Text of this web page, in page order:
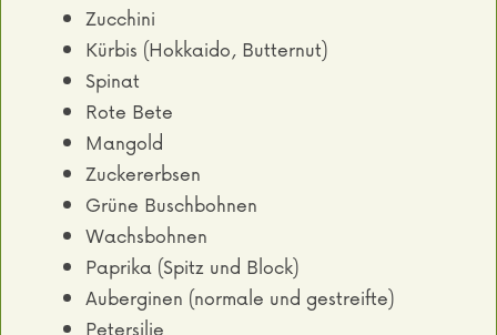
Zucchini
Kürbis (Hokkaido, Butternut)
Spinat
Rote Bete
Mangold
Zuckererbsen
Grüne Buschbohnen
Wachsbohnen
Paprika (Spitz und Block)
Auberginen (normale und gestreifte)